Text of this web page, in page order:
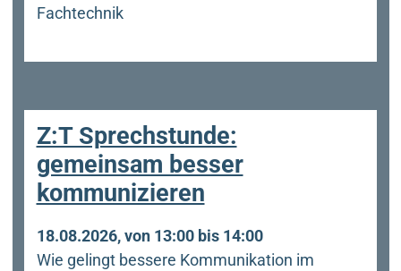
Fachtechnik
Z:T Sprechstunde:
gemeinsam besser
kommunizieren
18.08.2026, von 13:00 bis 14:00
Wie gelingt bessere Kommunikation im